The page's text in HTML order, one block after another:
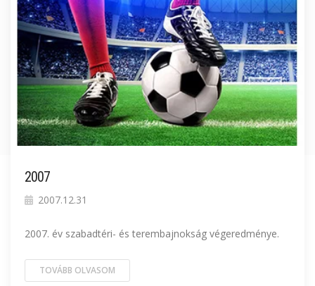
2007
2007.12.31
2007. év szabadtéri- és terembajnokság végeredménye.
TOVÁBB OLVASOM